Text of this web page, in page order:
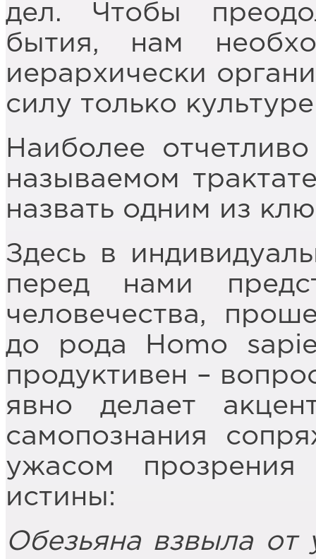
дел. Чтобы
бытия, нам
иерархически
силу только
Наиболее
называемом
назвать одним из
Здесь в
перед нами
человечества,
до рода Homo
продуктивен –
явно делает
самопознания
ужасом
истины:
Обезьяна взвыла от